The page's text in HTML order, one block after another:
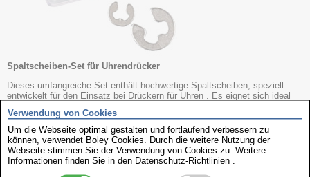
Spaltscheiben-Set für Uhrendrücker
Dieses umfangreiche Set enthält hochwertige Spaltscheiben, speziell
entwickelt für den Einsatz bei Drückern für Uhren . Es eignet sich ideal
Armbanduhren der Marken CASIO, CITIZEN und SEIKO durchführen.
Vielfältige Auswahl: Enthält die gängigsten Größen und Formen für eine
breite Modellabdeckung
Präzise gefertigt:Für passgenauen Sitz und zuverlässige Funktion
Robustes Material: Langlebig und widerstandsfähig gegen Abnutzung
Verwendung von Cookies
Um die Webseite optimal gestalten und fortlaufend verbessern zu
können, verwendet Boley Cookies. Durch die weitere Nutzung der
Webseite stimmen Sie der Verwendung von Cookies zu. Weitere
Informationen finden Sie in den Datenschutz-Richtlinien